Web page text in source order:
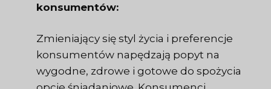
konsumentów:
Zmieniający się styl życia i preferencje
konsumentów napędzają popyt na
wygodne, zdrowe i gotowe do spożycia